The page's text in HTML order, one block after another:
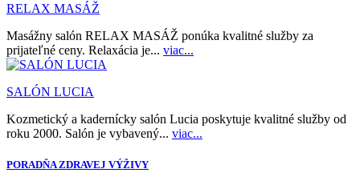
RELAX MASÁŽ
Masážny salón RELAX MASÁŽ ponúka kvalitné služby za
prijateľné ceny. Relaxácia je... viac...
SALÓN LUCIA
Kozmetický a kadernícky salón Lucia poskytuje kvalitné služby od
roku 2000. Salón je vybavený... viac...
PORADŇA ZDRAVEJ VÝŽIVY